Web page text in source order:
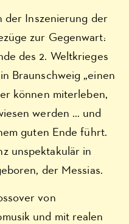
der Inszenierung der
zur Gegenwart:
des 2. Weltkrieges
Braunschweig „einen
können miterleben,
werden … und
guten Ende führt.
unspektakulär in
der Messias.
von
und mit realen